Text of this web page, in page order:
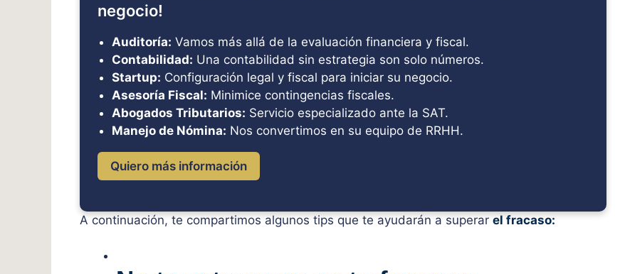
negocio!
Auditoría: Vamos más allá de la evaluación financiera y fiscal.
Contabilidad: Una contabilidad sin estrategia son solo números.
Startup: Configuración legal y fiscal para iniciar su negocio.
Asesoría Fiscal: Minimice contingencias fiscales.
Abogados Tributarios: Servicio especializado ante la SAT.
Manejo de Nómina: Nos convertimos en su equipo de RRHH.
Quiero más información
A continuación, te compartimos algunos tips que te ayudarán a superar el fracaso: